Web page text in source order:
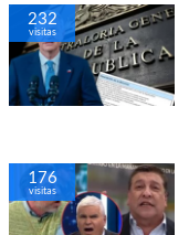
232
visitas
176
visitas